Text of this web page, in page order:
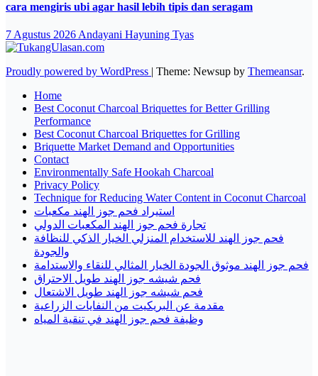
cara mengiris ubi agar hasil lebih tipis dan seragam
7 Agustus 2026 Andayani Hayuning Tyas
Proudly powered by WordPress | Theme: Newsup by Themeansar.
Home
Best Coconut Charcoal Briquettes for Better Grilling
Performance
Best Coconut Charcoal Briquettes for Grilling
Briquette Market Demand and Opportunities
Contact
Environmentally Safe Hookah Charcoal
Privacy Policy
Technique for Reducing Water Content in Coconut Charcoal
استيراد فحم جوز الهند مكعبات
تجارة فحم جوز الهند المكعبات الدولي
فحم جوز الهند للاستخدام المنزلي الخيار الذكي للنظافة
والجودة
فحم جوز الهند موثوق الجودة الخيار المثالي للنقاء والاستدامة
فحم شيشه جوز الهند طويل الاحتراق
فحم شيشه جوز الهند طويل الاشتعال
مقدمة عن البريكيت من النفايات الزراعية
وظيفة فحم جوز الهند في تنقية المياه